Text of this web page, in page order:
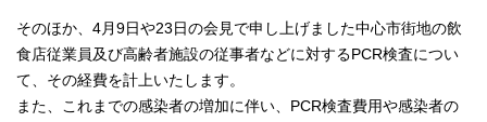
そのほか、4月9日や23日の会見で申し上げました中心市街地の飲
食店従業員及び高齢者施設の従事者などに対するPCR検査につい
て、その経費を計上いたします。
また、これまでの感染者の増加に伴い、PCR検査費用や感染者の